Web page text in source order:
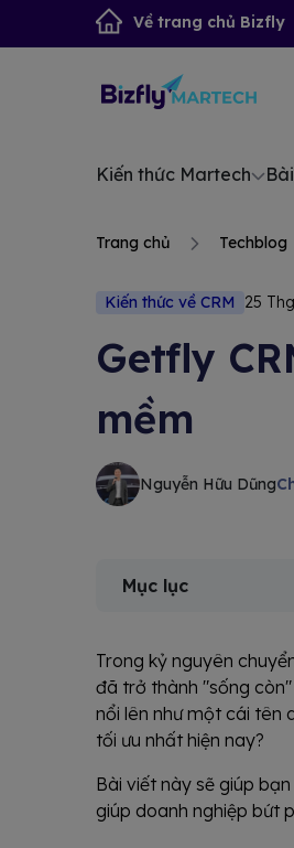
Về trang chủ Bizfly
Kiến thức Martech
Trang chủ Techblog
Kiến thức về CRM 25
Getfly
mềm
Nguyễn Hữu Dũng
Mục lục
Trong kỷ nguyên
đã trở thành "sống
nổi lên như một cái tên
tối ưu nhất hiện nay?
Bài viết này sẽ giúp
giúp doanh nghiệp bứt